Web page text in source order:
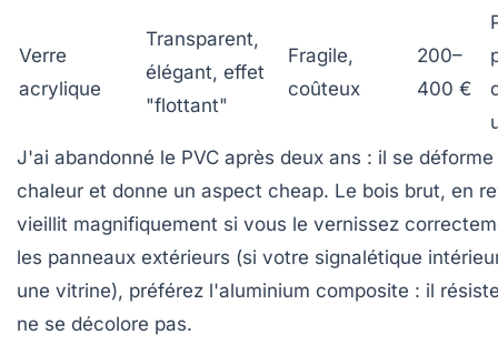
Verre
acrylique
Transparent,
élégant, effet
"flottant"
Fragile,
coûteux
200–
400 €
J'ai abandonné le PVC après deux ans : il se
chaleur et donne un aspect cheap. Le bois brut, en
vieillit magnifiquement si vous le vernissez
les panneaux extérieurs (si votre signalétique
une vitrine), préférez l'aluminium composite : il
ne se décolore pas.